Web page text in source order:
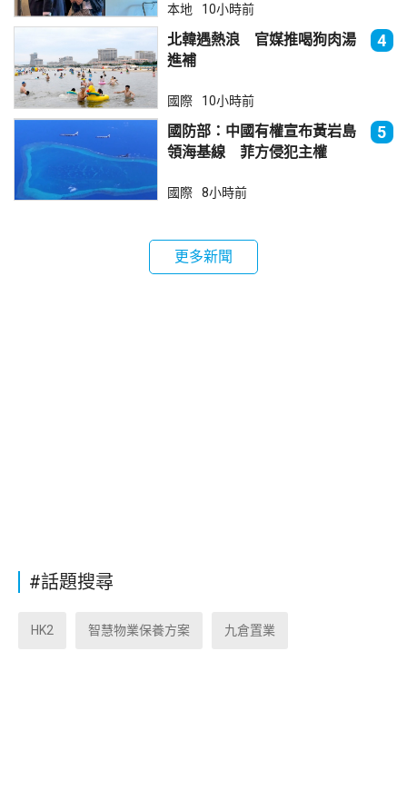
本地 10小時前
北韓遇熱浪 官媒推喝狗肉湯
進補
4
國際 10小時前
國防部：中國有權宣布黃岩島
領海基線 菲方侵犯主權
5
國際 8小時前
更多新聞
#話題搜尋
HK2 智慧物業保養方案 九倉置業